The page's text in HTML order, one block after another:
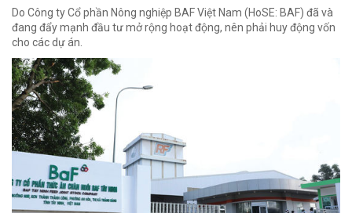
Do Công ty Cổ phần Nông nghiệp BAF Việt Nam (HoSE: BAF) đã và
đang đẩy mạnh đầu tư mở rộng hoạt động, nên phải huy động vốn
cho các dự án.